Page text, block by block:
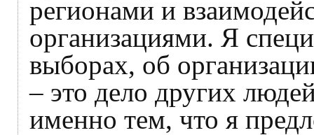
регионами и
организациями. Я
выборах, об
– это дело других
именно тем, что я